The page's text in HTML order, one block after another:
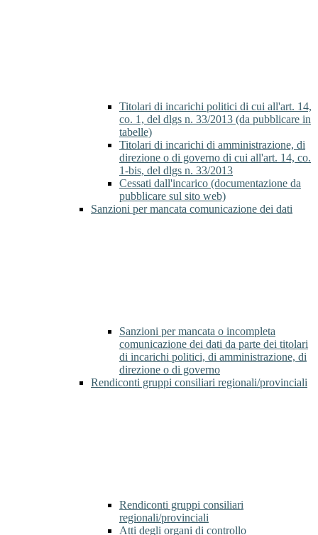
Titolari di incarichi politici di cui all'art. 14,
co. 1, del dlgs n. 33/2013 (da pubblicare in
tabelle)
Titolari di incarichi di amministrazione, di
direzione o di governo di cui all'art. 14, co.
1-bis, del dlgs n. 33/2013
Cessati dall'incarico (documentazione da
pubblicare sul sito web)
Sanzioni per mancata comunicazione dei dati
Sanzioni per mancata o incompleta
comunicazione dei dati da parte dei titolari
di incarichi politici, di amministrazione, di
direzione o di governo
Rendiconti gruppi consiliari regionali/provinciali
Rendiconti gruppi consiliari
regionali/provinciali
Atti degli organi di controllo